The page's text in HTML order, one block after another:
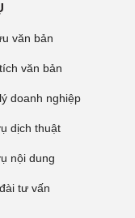
văn bản
văn bản
doanh nghiệp
dịch thuật
nội dung
tư vấn